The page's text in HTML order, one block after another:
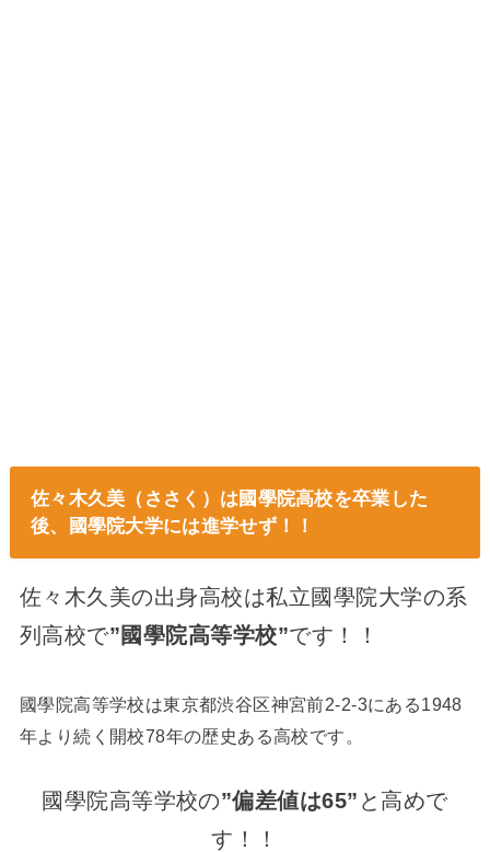
佐々木久美（ささく）は國學院高校を卒業した
後、國學院大学には進学せず！！
佐々木久美の出身高校は私立國學院大学の系
列高校で”國學院高等学校”です！！
國學院高等学校は東京都渋谷区神宮前2-2-3にある1948
年より続く開校78年の歴史ある高校です。
國學院高等学校の”偏差値は65” と高めで
す！！